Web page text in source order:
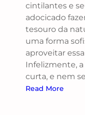
cintilantes e
adocicado
tesouro da
uma forma
aproveitar
Infelizmente,
curta, e nem
Read More